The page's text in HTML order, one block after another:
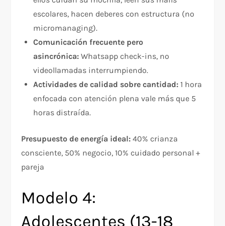
escolares, hacen deberes con estructura (no
micromanaging).
Comunicación frecuente pero
asincrónica: Whatsapp check-ins, no
videollamadas interrumpiendo.
Actividades de calidad sobre cantidad: 1 hora
enfocada con atención plena vale más que 5
horas distraída.
Presupuesto de energía ideal: 40% crianza
consciente, 50% negocio, 10% cuidado personal +
pareja
Modelo 4:
Adolescentes (13-18